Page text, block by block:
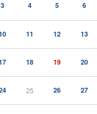
3 4 5 6
11 12 13
18 19 20
25 26 27